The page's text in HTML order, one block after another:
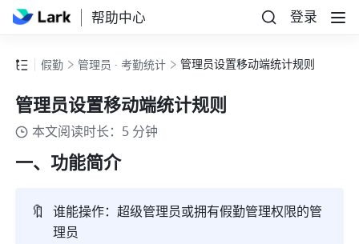
帮助中心 登录
假勤 管理员 · 考勤统计 管理员设置移动端统计规则
管理员设置移动端统计规则
本文阅读时长：5 分钟
一、功能简介
🔖 谁能操作：超级管理员或拥有假勤管理权限的管
理员